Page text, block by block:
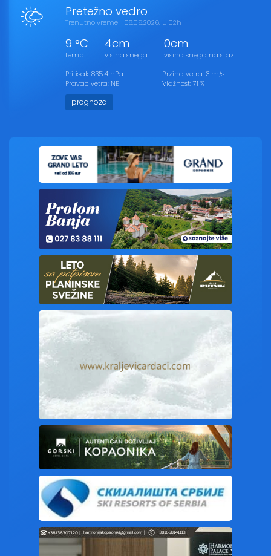
Pretežno vedro
Trenutno vreme - 08.06.2026. u 02h
9 °C
temp.
4cm
visina snega
0cm
visina snega na stazi
Pritisak: 835.4 hPa
Pravac vetra: NE
Brzina vetra: 3 m/s
Vlažnost: 71 %
prognoza